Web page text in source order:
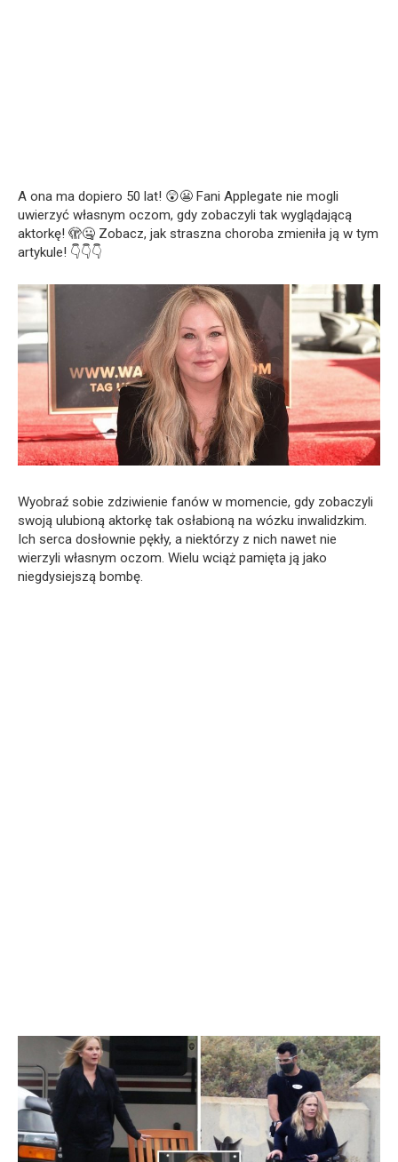
A ona ma dopiero 50 lat! 😲😬 Fani Applegate nie mogli
uwierzyć własnym oczom, gdy zobaczyli tak wyglądającą
aktorkę! 🫣🤐 Zobacz, jak straszna choroba zmieniła ją w tym
artykule! 👇👇👇
Wyobraź sobie zdziwienie fanów w momencie, gdy zobaczyli
swoją ulubioną aktorkę tak osłabioną na wózku inwalidzkim.
Ich serca dosłownie pękły, a niektórzy z nich nawet nie
wierzyli własnym oczom. Wielu wciąż pamięta ją jako
niegdysiejszą bombę.